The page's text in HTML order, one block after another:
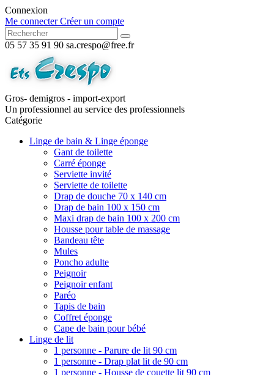
Connexion
Me connecter Créer un compte
05 57 35 91 90 sa.crespo@free.fr
Gros- demigros - import-export
Un professionnel au service des professionnels
Catégorie
Linge de bain & Linge éponge
Gant de toilette
Carré éponge
Serviette invité
Serviette de toilette
Drap de douche 70 x 140 cm
Drap de bain 100 x 150 cm
Maxi drap de bain 100 x 200 cm
Housse pour table de massage
Bandeau tête
Mules
Poncho adulte
Peignoir
Peignoir enfant
Paréo
Tapis de bain
Coffret éponge
Cape de bain pour bébé
Linge de lit
1 personne - Parure de lit 90 cm
1 personne - Drap plat lit de 90 cm
1 personne - Housse de couette lit 90 cm